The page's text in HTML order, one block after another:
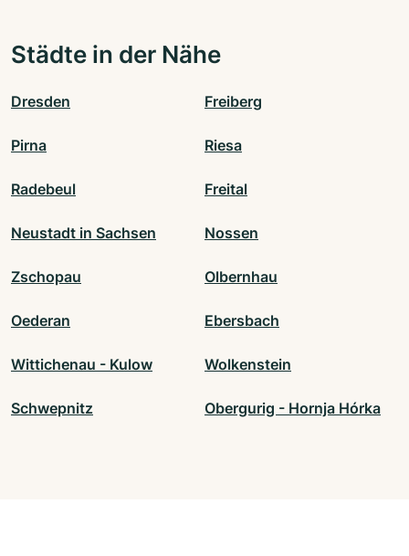
Städte in der Nähe
Dresden Freiberg
Pirna Riesa
Radebeul Freital
Neustadt in Sachsen Nossen
Zschopau Olbernhau
Oederan Ebersbach
Wittichenau - Kulow Wolkenstein
Schwepnitz Obergurig - Hornja Hórka